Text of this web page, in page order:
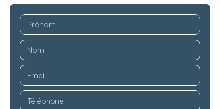
Prénom
Nom
Email
Téléphone